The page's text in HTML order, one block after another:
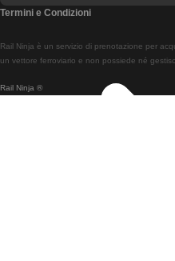
Treni Da
Treni Da
Rail Ninja ®
Rail Ninja è un servizio di prenotazione per
un vettore ferroviario e non possiede né
Termini e Condizioni